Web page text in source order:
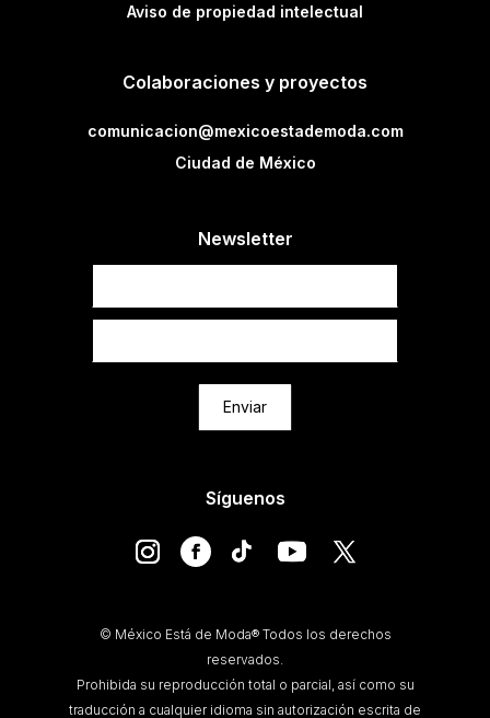
Aviso de propiedad intelectual
Colaboraciones y proyectos
comunicacion@mexicoestademoda.com
Ciudad de México
Newsletter
Enviar
Síguenos
© México Está de Moda® Todos los derechos
reservados.
Prohibida su reproducción total o parcial, así como su
traducción a cualquier idioma sin autorización escrita de